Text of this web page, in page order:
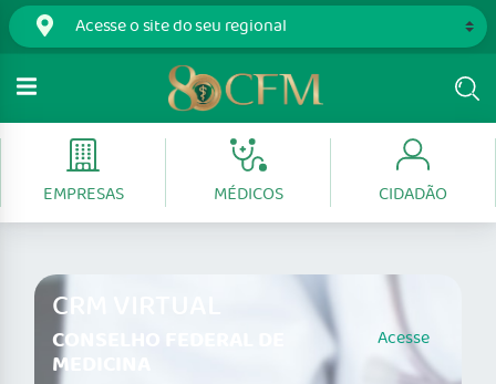
EMPRESAS MÉDICOS CIDADÃO
CRM VIRTUAL
CONSELHO FEDERAL DE
MEDICINA
Acesse